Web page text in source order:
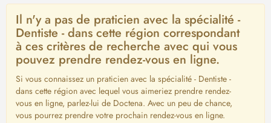
Il n'y a pas de praticien avec la spécialité -
Dentiste - dans cette région correspondant
à ces critères de recherche avec qui vous
pouvez prendre rendez-vous en ligne.
Si vous connaissez un praticien avec la spécialité - Dentiste -
dans cette région avec lequel vous aimeriez prendre rendez-
vous en ligne, parlez-lui de Doctena. Avec un peu de chance,
vous pourrez prendre votre prochain rendez-vous en ligne.